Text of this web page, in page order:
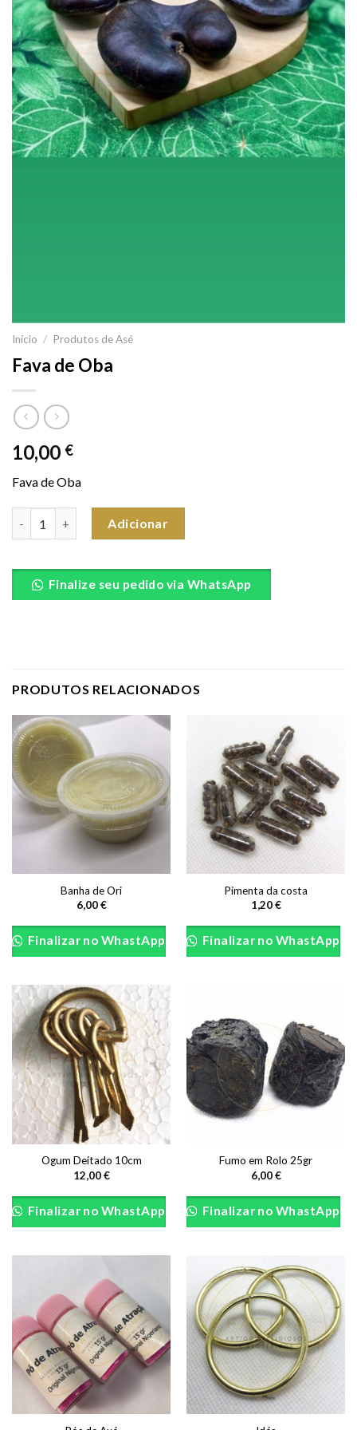
Início / Produtos de Asé
Fava de Oba
10,00 €
Fava de Oba
Adicionar
Finalize seu pedido via WhatsApp
PRODUTOS RELACIONADOS
Banha de Ori
6,00€
Finalizar no WhastApp
Pimenta da costa
1,20€
Finalizar no WhastApp
Ogum Deitado 10cm
12,00€
Finalizar no WhastApp
Fumo em Rolo 25gr
6,00€
Finalizar no WhastApp